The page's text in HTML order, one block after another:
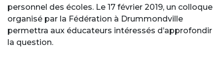
personnel des écoles. Le 17 février 2019, un colloque
organisé par la Fédération à Drummondville
permettra aux éducateurs intéressés d’approfondir
la question.